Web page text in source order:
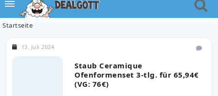
Startseite
Staub Ceramique
Ofenformenset 3-tlg. für 65,94€
(VG: 76€)
13. Juli 2024